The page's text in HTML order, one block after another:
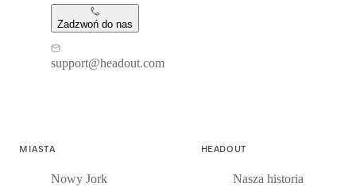
Zadzwoń do nas
support@headout.com
MIASTA
Nowy Jork
HEADOUT
Nasza historia